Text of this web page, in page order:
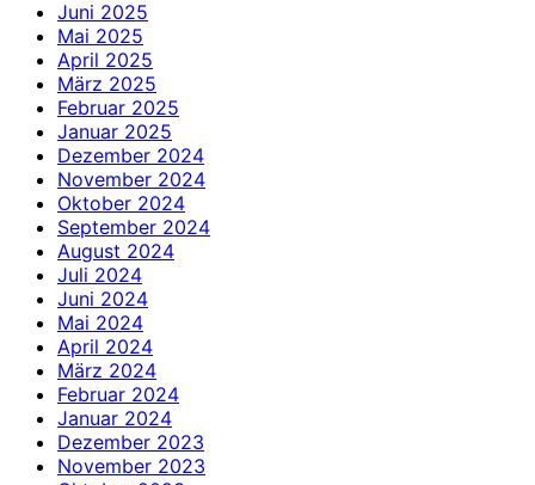
Juni 2025
Mai 2025
April 2025
März 2025
Februar 2025
Januar 2025
Dezember 2024
November 2024
Oktober 2024
September 2024
August 2024
Juli 2024
Juni 2024
Mai 2024
April 2024
März 2024
Februar 2024
Januar 2024
Dezember 2023
November 2023